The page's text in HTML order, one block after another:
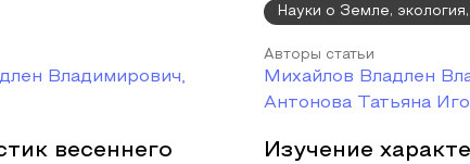
Владимирович,
весеннего
Науки о Земле,
Авторы статьи
Михайлов Владлен
Антонова Татьяна
Изучение